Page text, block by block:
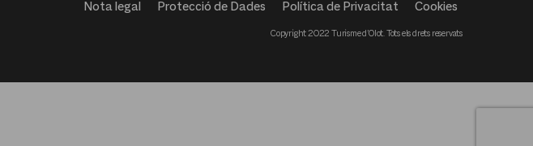
Nota legal Protecció de Dades Política de Privacitat Cookies
Copyright 2022 Turisme d’Olot. Tots els drets reservats